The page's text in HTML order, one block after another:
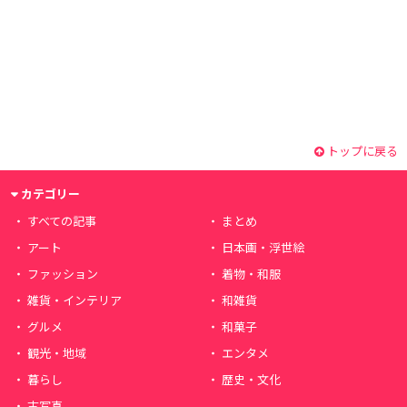
トップに戻る
カテゴリー
すべての記事
まとめ
アート
日本画・浮世絵
ファッション
着物・和服
雑貨・インテリア
和雑貨
グルメ
和菓子
観光・地域
エンタメ
暮らし
歴史・文化